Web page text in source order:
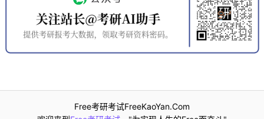
Free考研考试FreeKaoYan.Com